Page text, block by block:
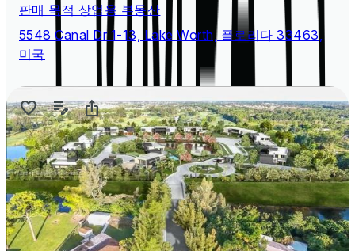
판매 목적 상업용 부동산
5548 Canal Dr 1-13, Lake Worth, 플로리다 33463,
미국